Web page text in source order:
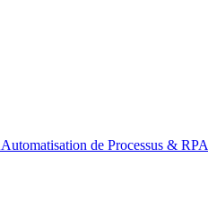
Automatisation de Processus & RPA